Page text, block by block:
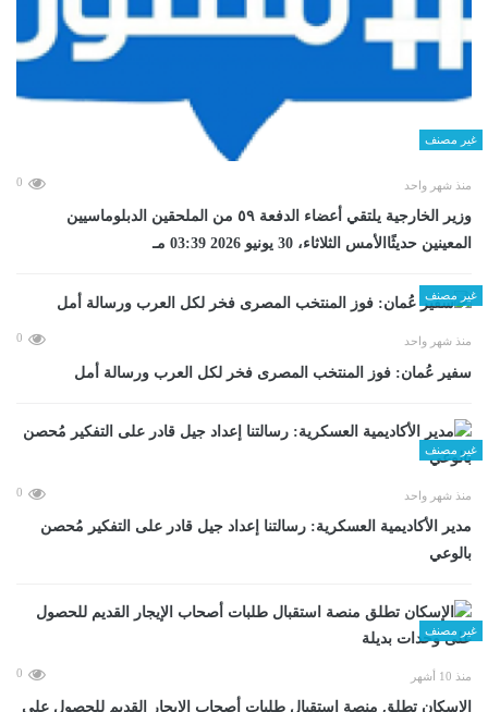
غير مصنف
منذ شهر واحد 0
وزير الخارجية يلتقي أعضاء الدفعة ٥٩ من الملحقين الدبلوماسيين
المعينين حديثًاالأمس الثلاثاء، 30 يونيو 2026 03:39 مـ
غير مصنف
منذ شهر واحد 0
سفير عُمان: فوز المنتخب المصرى فخر لكل العرب ورسالة أمل
غير مصنف
منذ شهر واحد 0
مدير الأكاديمية العسكرية: رسالتنا إعداد جيل قادر على التفكير مُحصن
بالوعي
غير مصنف
منذ 10 أشهر 0
الإسكان تطلق منصة استقبال طلبات أصحاب الإيجار القديم للحصول على